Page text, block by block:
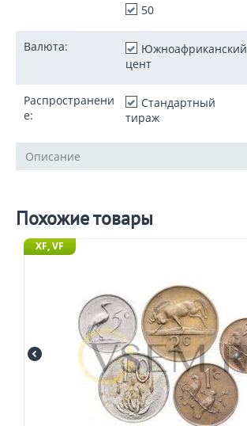
50
Валюта:
Южноафриканский
цент
Распространени
е:
Стандартный
тираж
Описание
Похожие товары
XF, VF